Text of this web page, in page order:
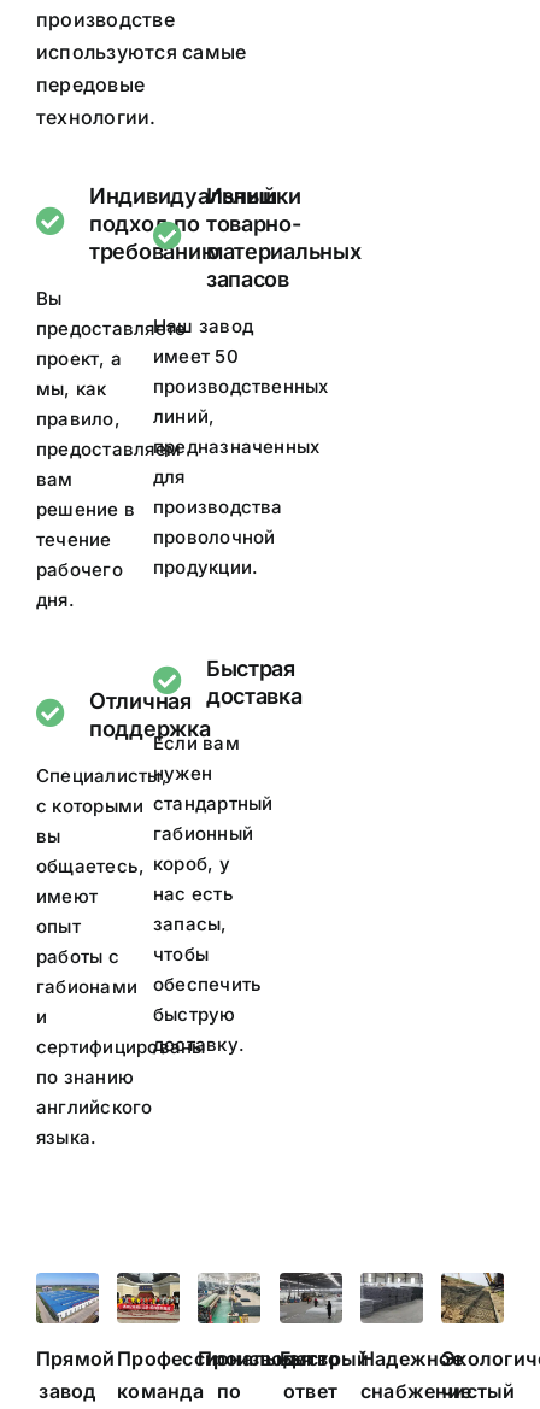
производстве
используются самые
передовые
технологии.
Индивидуальный
подход по
требованию
Вы
предоставляете
проект, а
мы, как
правило,
предоставляем
вам
решение в
течение
рабочего
дня.
Отличная
поддержка
Специалисты,
с которыми
вы
общаетесь,
имеют
опыт
работы с
габионами
и
сертифицированы
по знанию
английского
языка.
Излишки
товарно-
материальных
запасов
Наш завод
имеет 50
производственных
линий,
предназначенных
для
производства
проволочной
продукции.
Быстрая
доставка
Если вам
нужен
стандартный
габионный
короб, у
нас есть
запасы,
чтобы
обеспечить
быструю
доставку.
Прямой
завод
Профессиональная
команда
Производство
по
Быстрый
ответ
Надежное
снабжениечистый